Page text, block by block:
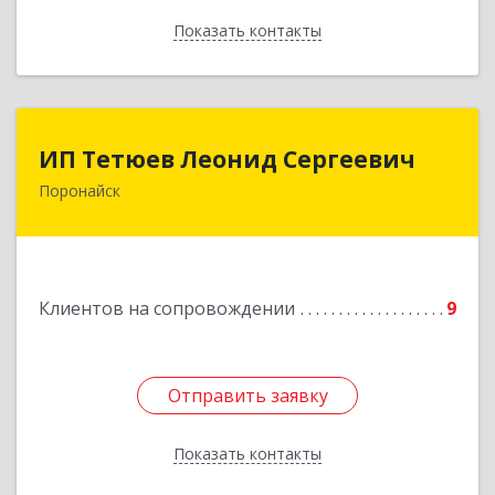
Показать контакты
Назад
ИП Тетюев Леонид Сергеевич
Поронайск
Клиентов на сопровождении 9
Отправить заявку
Показать контакты
694242, Сахалинская обл, Поронайск г, Фрунзе
Отправить заявку
Назад